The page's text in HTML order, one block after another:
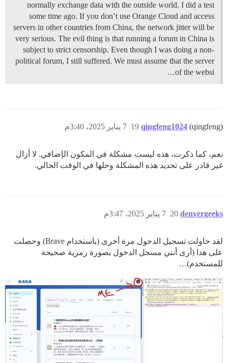
normally exchange data with the outside world. I did a test
some time ago. If you don’t use Orange Cloud and access
servers in other countries from China, the network jitter will be
very serious. The evil thing is that running a forum in China is
subject to strict censorship. Even though I was doing a non-
political forum, I still suffered. We must assume that the server
of the websi…
qingfeng1024 (qingfeng) 7 يناير 2025، 3:40م 19
نعم، كما ذكرت، هذه ليست مشكلة في المكون الإضافي. لا أزال
غير قادر على تحديد هذه المشكلة وحلها في الوقت الحالي.
denvergeeks 7 يناير 2025، 3:47م 20
لقد حاولت تسجيل الدخول مرة أخرى (باستخدام Brave) وحصلت
على هذا (أرى أنني مسجل الدخول بصورة رمزية صحيحة
للمستخدم)…